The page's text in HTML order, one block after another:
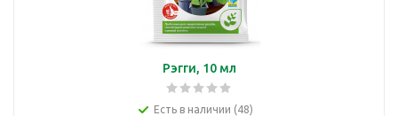
Рэгги, 10 мл
Есть в наличии (48)